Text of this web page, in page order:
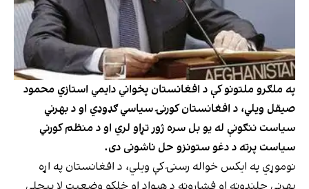
په ملګرو ملتونو کې د افغانستان پخواني دایمي استازي محمود
صیقل ویلي، د افغانستان کورنۍ سیاسي ګډوډي او د بهرني
سیاست ننګونې له یو بل سره ژور تړاو لري او د منظم کورني
سیاست پرته د دغو ستونزو حل ناشونی دی.
نوموړي په ایکس خواله رسنۍ کې ویلي، د افغانستان په اړه